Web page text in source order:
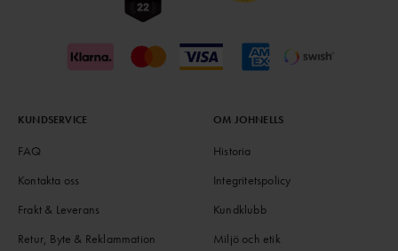
KUNDSERVICE
FAQ
Kontakta oss
Frakt & Leverans
Retur, Byte & Reklammation
OM JOHNELLS
Historia
Integritetspolicy
Kundklubb
Miljö och etik